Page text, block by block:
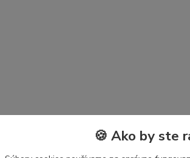
🍪 Ako by ste